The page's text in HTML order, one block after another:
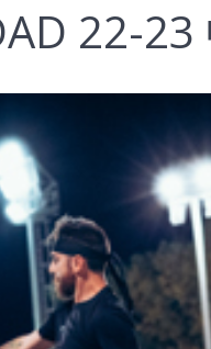
22-23